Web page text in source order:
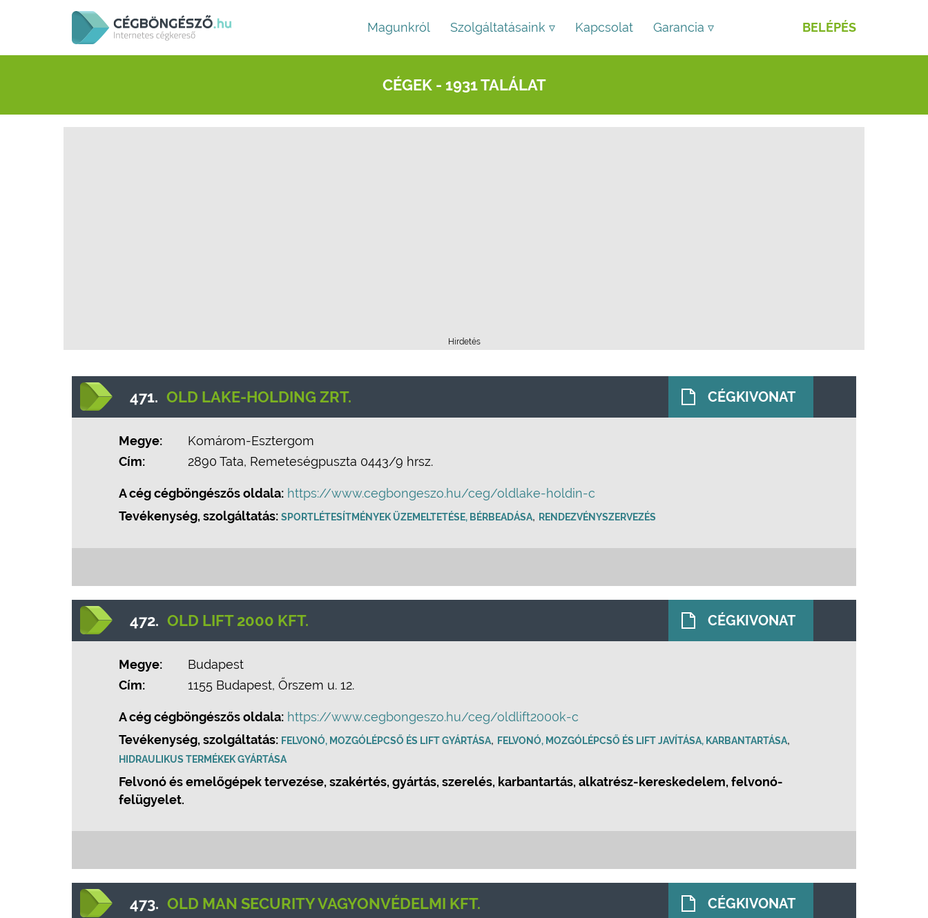
Magunkról Szolgáltatásaink ▿ Kapcsolat Garancia ▿ BELÉPÉS
CÉGEK - 1931 TALÁLAT
Hirdetés
471. OLD LAKE-HOLDING ZRT. CÉGKIVONAT
Megye:
Komárom-Esztergom
Cím:
2890 Tata, Remeteségpuszta 0443/9 hrsz.
A cég cégböngészős oldala: https://www.cegbongeszo.hu/ceg/oldlake-holdin-c
Tevékenység, szolgáltatás: SPORTLÉTESÍTMÉNYEK ÜZEMELTETÉSE, BÉRBEADÁSA, RENDEZVÉNYSZERVEZÉS
472. OLD LIFT 2000 KFT. CÉGKIVONAT
Megye:
Budapest
Cím:
1155 Budapest, Őrszem u. 12.
A cég cégböngészős oldala: https://www.cegbongeszo.hu/ceg/oldlift2000k-c
Tevékenység, szolgáltatás: FELVONÓ, MOZGÓLÉPCSŐ ÉS LIFT GYÁRTÁSA, FELVONÓ, MOZGÓLÉPCSŐ ÉS LIFT JAVÍTÁSA, KARBANTARTÁSA,
HIDRAULIKUS TERMÉKEK GYÁRTÁSA
Felvonó és emelőgépek tervezése, szakértés, gyártás, szerelés, karbantartás, alkatrész-kereskedelem, felvonó-
felügyelet.
473. OLD MAN SECURITY VAGYONVÉDELMI KFT. CÉGKIVONAT